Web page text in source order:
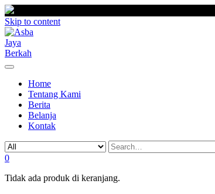
Skip to content
Home
Tentang Kami
Berita
Belanja
Kontak
0
Tidak ada produk di keranjang.